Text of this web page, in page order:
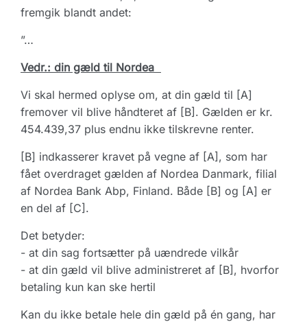
fremgik blandt andet:
”…
Vedr.: din gæld til Nordea
Vi skal hermed oplyse om, at din gæld til [A]
fremover vil blive håndteret af [B]. Gælden er kr.
454.439,37 plus endnu ikke tilskrevne renter.
[B] indkasserer kravet på vegne af [A], som har
fået overdraget gælden af Nordea Danmark, filial
af Nordea Bank Abp, Finland. Både [B] og [A] er
en del af [C].
Det betyder:
- at din sag fortsætter på uændrede vilkår
- at din gæld vil blive administreret af [B], hvorfor
betaling kun kan ske hertil
Kan du ikke betale hele din gæld på én gang, har